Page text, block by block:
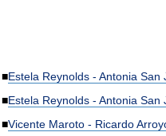
■Estela Reynolds - Antonia San
■Estela Reynolds - Antonia San
■Vicente Maroto - Ricardo